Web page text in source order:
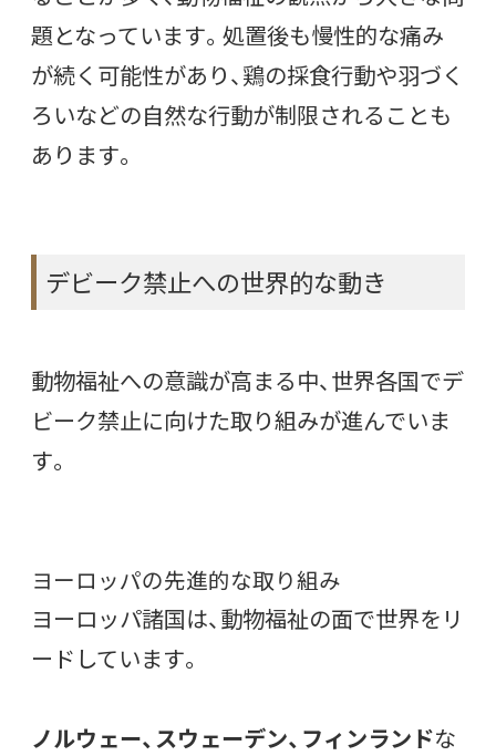
題となっています。処置後も慢性的な痛み
が続く可能性があり、鶏の採食行動や羽づく
ろいなどの自然な行動が制限されることも
あります。
デビーク禁止への世界的な動き
動物福祉への意識が高まる中、世界各国でデ
ビーク禁止に向けた取り組みが進んでいま
す。
ヨーロッパの先進的な取り組み
ヨーロッパ諸国は、動物福祉の面で世界をリ
ードしています。
ノルウェー、スウェーデン、フィンランドな